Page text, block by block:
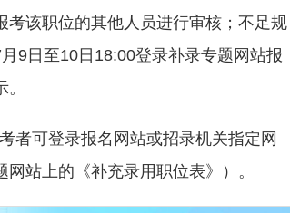
该职位的其他人员进行审核；不足规
9日至10日18:00登录补录专题网站报
者可登录报名网站或招录机关指定网
站上的《补充录用职位表》）。